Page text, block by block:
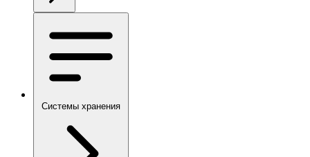
Системы хранения